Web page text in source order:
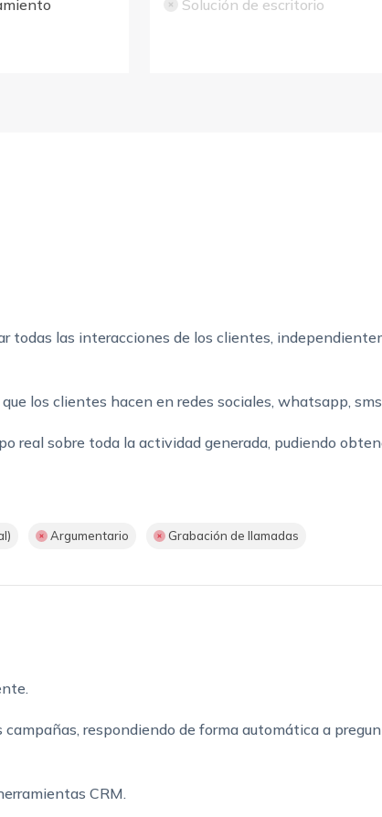
Solución de escritorio
todas las interacciones de los clientes,
los clientes hacen en redes sociales, whatsapp,
real sobre toda la actividad generada, pudiendo
Argumentario Grabación de llamadas
respondiendo de forma automática a
CRM.